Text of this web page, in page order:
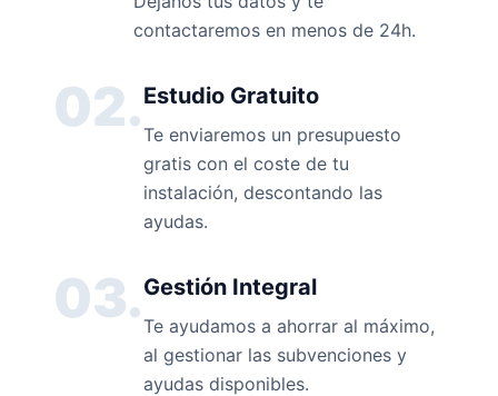
contactaremos en menos de 24h.
02.Estudio Gratuito
Te enviaremos un presupuesto
gratis con el coste de tu
instalación, descontando las
ayudas.
03.Gestión Integral
Te ayudamos a ahorrar al máximo,
al gestionar las subvenciones y
ayudas disponibles.